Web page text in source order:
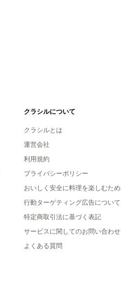
クラシルについて
クラシルとは
運営会社
利用規約
プライバシーポリシー
おいしく安全に料理を楽しむため
行動ターゲティング広告について
特定商取引法に基づく表記
サービスに関してのお問い合わせ
よくある質問